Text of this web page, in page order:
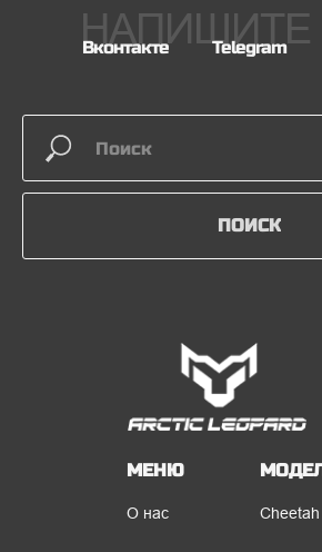
НАПИШИТЕ
Вконтакте Telegram
ПОИСК
Cheetah
О нас
МЕНЮ